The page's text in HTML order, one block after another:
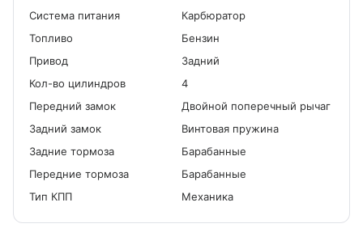
Система питания
Карбюратор
Топливо
Бензин
Привод
Задний
Кол-во цилиндров
4
Передний замок
Двойной поперечный рычаг
Задний замок
Винтовая пружина
Задние тормоза
Барабанные
Передние тормоза
Барабанные
Тип КПП
Механика